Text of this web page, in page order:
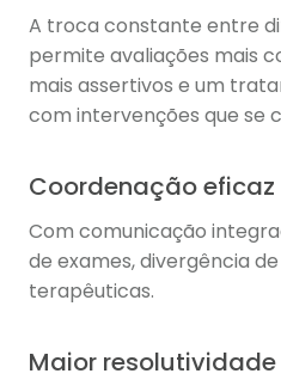
A troca constante entre
permite avaliações mais
mais assertivos e um
com intervenções que se
Coordenação
Com comunicação
de exames, divergência
terapêuticas.
Maior